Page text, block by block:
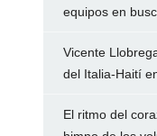
equipos en
Vicente
del Italia-Haití
El ritmo del